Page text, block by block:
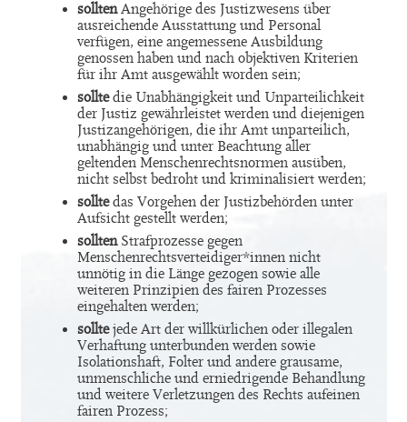
solltenAngehörige des Justizwesens über
ausreichende Ausstattung und Personal
verfügen, eine angemessene Ausbildung
genossen haben und nach objektiven Kriterien
für ihr Amt ausgewählt worden sein;
solltedie Unabhängigkeit und Unparteilichkeit
der Justiz gewährleistet werden und diejenigen
Justizangehörigen, die ihr Amt unparteilich,
unabhängig und unter Beachtung aller
geltenden Menschenrechtsnormen ausüben,
nicht selbst bedroht und kriminalisiert werden;
solltedas Vorgehen der Justizbehörden unter
Aufsicht gestellt werden;
solltenStrafprozesse gegen
Menschenrechtsverteidiger*innen nicht
unnötig in die Länge gezogen sowie alle
weiteren Prinzipien des fairen Prozesses
eingehalten werden;
solltejede Art der willkürlichen oder illegalen
Verhaftung unterbunden werden sowie
Isolationshaft, Folter und andere grausame,
unmenschliche und erniedrigende Behandlung
und weitere Verletzungen des Rechts aufeinen
fairen Prozess;